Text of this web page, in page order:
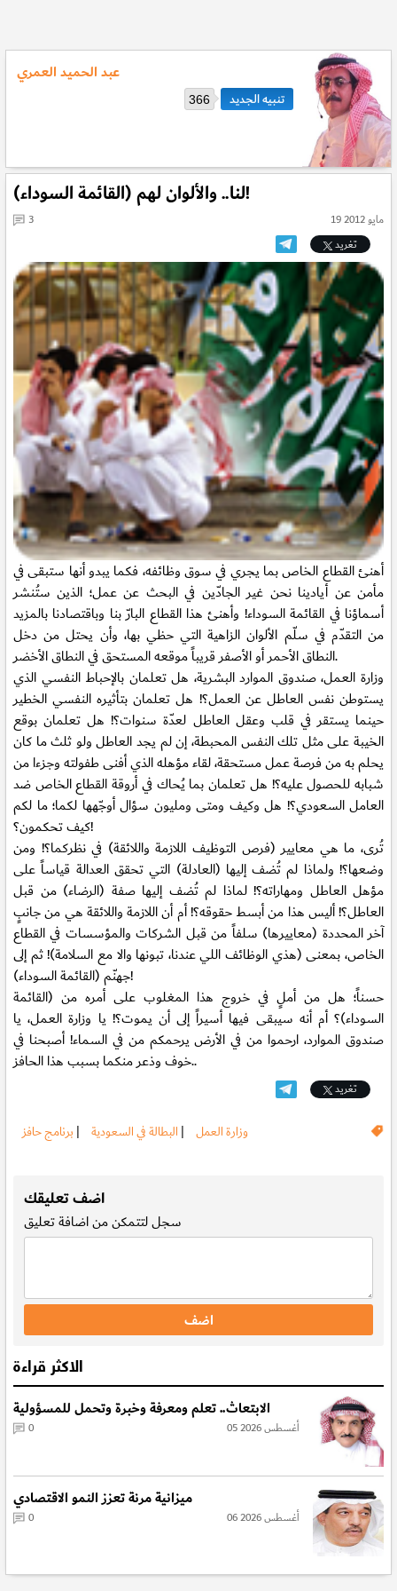
عبد الحميد العمري
366
(القائمة السوداء) لنا.. والألوان لهم!
19 مايو 2012
3
تغريد
أهنئ القطاع الخاص بما يجري في سوق وظائفه، فكما يبدو أنها ستبقى في
مأمن عن أيادينا نحن غير الجادّين في البحث عن عمل؛ الذين ستُنشر
أسماؤنا في القائمة السوداء! وأهنئ هذا القطاع البارّ بنا وباقتصادنا بالمزيد
من التقدّم في سلّم الألوان الزاهية التي حظي بها، وأن يحتل من دخل
النطاق الأحمر أو الأصفر قريباً موقعه المستحق في النطاق الأخضر.
وزارة العمل، صندوق الموارد البشرية، هل تعلمان بالإحباط النفسي الذي
يستوطن نفس العاطل عن العمل؟! هل تعلمان بتأثيره النفسي الخطير
حينما يستقر في قلب وعقل العاطل لعدّة سنوات؟! هل تعلمان بوقع
الخيبة على مثل تلك النفس المحبطة، إن لم يجد العاطل ولو ثلث ما كان
يحلم به من فرصة عمل مستحقة، لقاء مؤهله الذي أفنى طفولته وجزءا من
شبابه للحصول عليه؟! هل تعلمان بما يُحاك في أروقة القطاع الخاص ضد
العامل السعودي؟! هل وكيف ومتى ومليون سؤال أوجّهها لكما؛ ما لكم
كيف تحكمون؟!
تُرى، ما هي معايير (فرص التوظيف اللازمة واللائقة) في نظركما؟! ومن
وضعها؟! ولماذا لم تُضف إليها (العادلة) التي تحقق العدالة قياساً على
مؤهل العاطل ومهاراته؟! لماذا لم تُضف إليها صفة (الرضاء) من قبل
العاطل؟! أليس هذا من أبسط حقوقه؟! أم أن اللازمة واللائقة هي من جانبٍ
آخر المحددة (معاييرها) سلفاً من قبل الشركات والمؤسسات في القطاع
الخاص، بمعنى (هذي الوظائف اللي عندنا، تبونها والا مع السلامة)! ثم إلى
جهنّم (القائمة السوداء)!
حسناً؛ هل من أملٍ في خروج هذا المغلوب على أمره من (القائمة
السوداء)؟ أم أنه سيبقى فيها أسيراً إلى أن يموت؟! يا وزارة العمل، يا
صندوق الموارد، ارحموا من في الأرض يرحمكم من في السماء! أصبحنا في
خوف وذعر منكما بسبب هذا الحافز..
تغريد
وزارة العمل | البطالة في السعودية | برنامج حافز
اضف تعليقك
سجللتتمكن من اضافة تعليق
الاكثر قراءة
الابتعاث.. تعلم ومعرفة وخبرة وتحمل للمسؤولية
05 أغسطس 2026 0
ميزانية مرنة تعزز النمو الاقتصادي
06 أغسطس 2026 0